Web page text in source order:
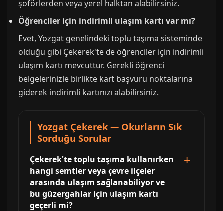
şoförlerden veya yerel halktan alabilirsiniz.
Öğrenciler için indirimli ulaşım kartı var mı?
Evet, Yozgat genelindeki toplu taşıma sisteminde
olduğu gibi Çekerek'te de öğrenciler için indirimli
ulaşım kartı mevcuttur. Gerekli öğrenci
belgelerinizle birlikte kart başvuru noktalarına
giderek indirimli kartınızı alabilirsiniz.
Yozgat Çekerek — Okurların Sık
Sorduğu Sorular
Çekerek'te toplu taşıma kullanırken
hangi semtler veya çevre ilçeler
arasında ulaşım sağlanabiliyor ve
bu güzergahlar için ulaşım kartı
geçerli mi?